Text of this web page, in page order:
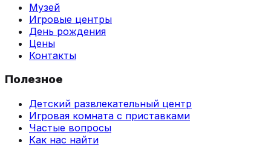
Музей
Игровые центры
День рождения
Цены
Контакты
Полезное
Детский развлекательный центр
Игровая комната с приставками
Частые вопросы
Как нас найти